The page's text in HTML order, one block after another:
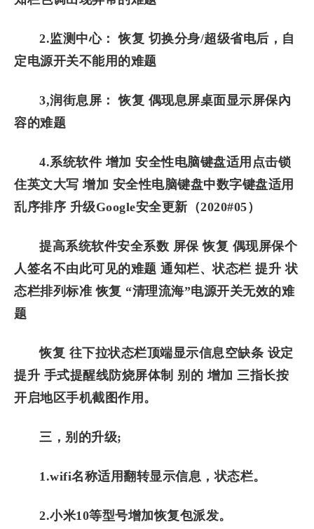
2.监测中心： 恢复 切换分身/超级省电后，自
定电源开关不能用的难题
3,润街息屏： 恢复 偶现息屏桌面显示屏保內
容的难题
4.系统软件 增加 安全性电脑键盘适用点击锁
住英文大写 增加 安全性电脑键盘中数字键盘适用
乱序排序 升级Google安全更新（2020#05）
提高系统软件安全系数 屏保 恢复 偶现屏保个
人签名不由此可见的难题 通知栏、状态栏 提升 状
态栏排列标准 恢复 “清理流海”电源开关无效的难
题
恢复 往下拉状态栏顶端显示信息空缺条 设定
提升 手式提醒线防烧屏体制 别的 增加 三指长按
开启地区手机截图作用。
三，别的升级;
1.wifi名称适用翻转显示信息，状态栏。
2.小米10等型号增加恢复包派发。